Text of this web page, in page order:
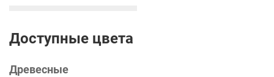
Доступные цвета
Древесные